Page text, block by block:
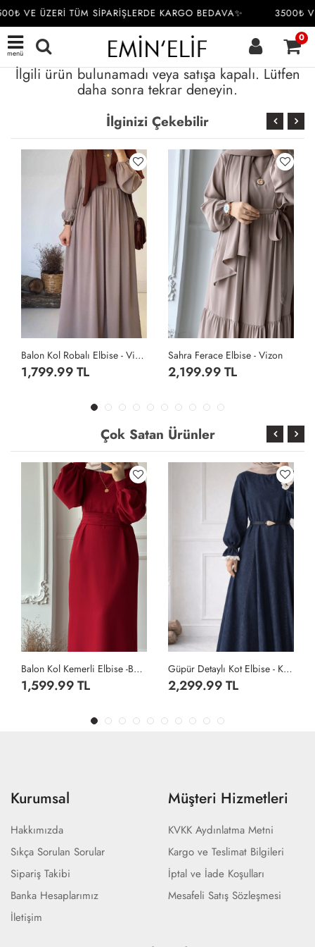
VE ÜZERİ TÜM SİPARİŞLERDE KARGO BEDAVA✨ 3500₺
menü
0
İlgili ürün bulunamadı veya satışa kapalı. Lütfen
daha sonra tekrar deneyin.
İlginizi Çekebilir
Sahra Ferace Elbise - Vizon
2,199.99 TL
Sahra Ferace Elbise - Acı Kahve
2,199.99 TL
Çok Satan Ürünler
2,299.99 TL
Balon Kol Kemerli Elbise -Taş
1,599.99 TL
Kurumsal
Hakkımızda
Sıkça Sorulan Sorular
Sipariş Takibi
Banka Hesaplarımız
İletişim
Müşteri Hizmetleri
KVKK Aydınlatma Metni
Kargo ve Teslimat Bilgileri
İptal ve İade Koşulları
Mesafeli Satış Sözleşmesi